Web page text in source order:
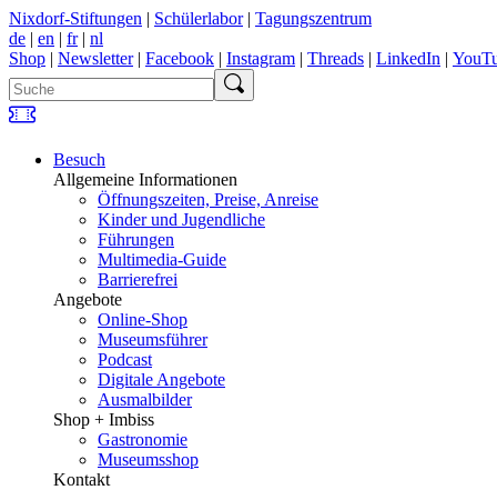
Nixdorf-Stiftungen | Schülerlabor| Tagungszentrum
de | en | fr| nl
Shop | Newsletter| Facebook | Instagram | Threads | LinkedIn |
Besuch
Allgemeine Informationen
Öffnungszeiten, Preise, Anreise
Kinder und Jugendliche
Führungen
Multimedia-Guide
Barrierefrei
Angebote
Online-Shop
Museumsführer
Podcast
Digitale Angebote
Ausmalbilder
Shop + Imbiss
Gastronomie
Museumsshop
Kontakt